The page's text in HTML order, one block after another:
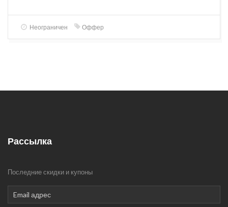
Неограничен Оффер
Рассылка
Последние скидки и купоны